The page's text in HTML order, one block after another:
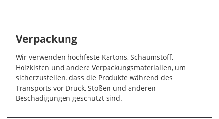
Verpackung
Wir verwenden hochfeste Kartons, Schaumstoff,
Holzkisten und andere Verpackungsmaterialien, um
sicherzustellen, dass die Produkte während des
Transports vor Druck, Stößen und anderen
Beschädigungen geschützt sind.